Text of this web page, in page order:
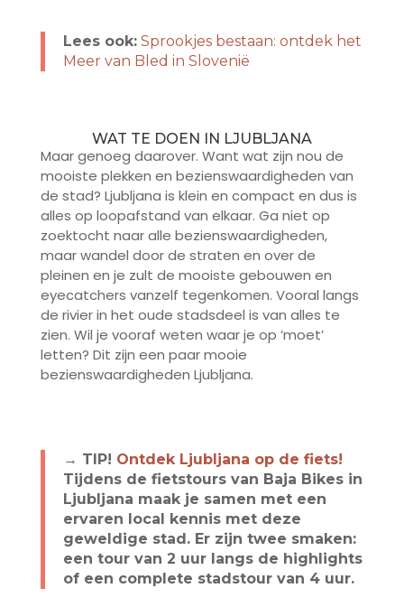
Lees ook: Sprookjes bestaan: ontdek het
Meer van Bled in Slovenië
WAT TE DOEN IN LJUBLJANA
Maar genoeg daarover. Want wat zijn nou de
mooiste plekken en bezienswaardigheden van
de stad? Ljubljana is klein en compact en dus is
alles op loopafstand van elkaar. Ga niet op
zoektocht naar alle bezienswaardigheden,
maar wandel door de straten en over de
pleinen en je zult de mooiste gebouwen en
eyecatchers vanzelf tegenkomen. Vooral langs
de rivier in het oude stadsdeel is van alles te
zien. Wil je vooraf weten waar je op ‘moet’
letten? Dit zijn een paar mooie
bezienswaardigheden Ljubljana.
→ TIP! Ontdek Ljubljana op de fiets!
Tijdens de fietstours van Baja Bikes in
Ljubljana maak je samen met een
ervaren local kennis met deze
geweldige stad. Er zijn twee smaken:
een tour van 2 uur langs de highlights
of een complete stadstour van 4 uur.